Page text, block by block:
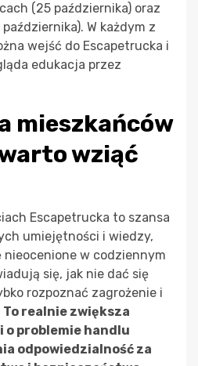
(25 października) oraz
W każdym z
wejść do Escapetrucka i
edukacja przez
mieszkańców
wziąć
Escapetrucka to szansa
umiejętności i wiedzy,
nieocenione w codziennym
się, jak nie dać się
rozpoznać zagrożenie i
To realnie zwiększa
o problemie handlu
odpowiedzialność za